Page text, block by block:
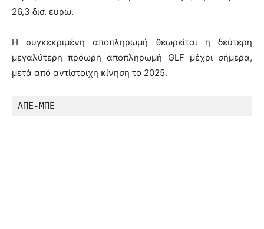
26,3 δισ. ευρώ.
Η συγκεκριμένη αποπληρωμή θεωρείται η δεύτερη
μεγαλύτερη πρόωρη αποπληρωμή GLF μέχρι σήμερα,
μετά από αντίστοιχη κίνηση το 2025.
ΑΠΕ-ΜΠΕ